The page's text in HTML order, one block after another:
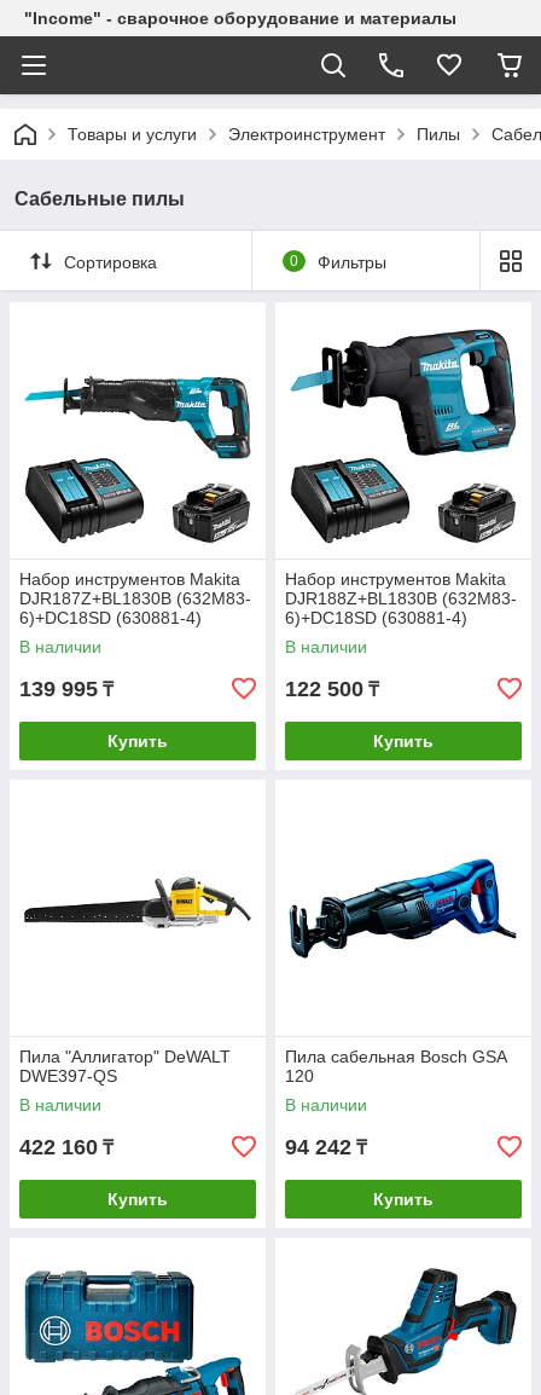
"Income" - сварочное оборудование и материалы
Товары и услуги Электроинструмент Пилы
Сабельные пилы
Сортировка 0 Фильтры
Набор инструментов Makita
DJR187Z+BL1830B (632M83-
6)+DC18SD (630881-4)
В наличии
139 995 ₸
Купить
Набор инструментов Makita
DJR188Z+BL1830B (632M83-
6)+DC18SD (630881-4)
В наличии
122 500 ₸
Купить
Пила "Аллигатор" DeWALT
DWE397-QS
В наличии
422 160 ₸
Купить
Пила сабельная Bosch GSA
120
В наличии
94 242 ₸
Купить